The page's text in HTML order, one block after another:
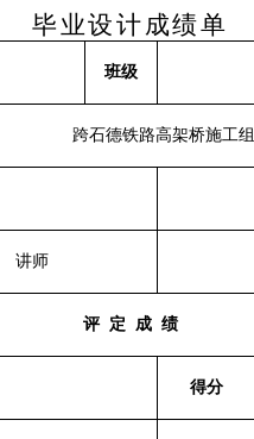
毕业设计成绩单
班级
跨石德铁路高架桥施工
讲师
评 定 成 绩
得分